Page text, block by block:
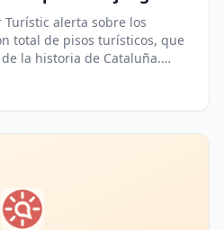
alerta sobre los
total de pisos turísticos, que
la historia de Cataluña.
equilibrada que proteja tanto
acceso a la vivienda.